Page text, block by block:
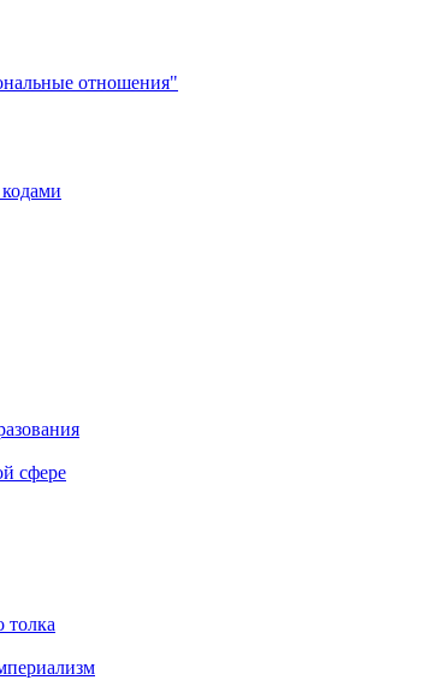
отношения"
сфере
толка